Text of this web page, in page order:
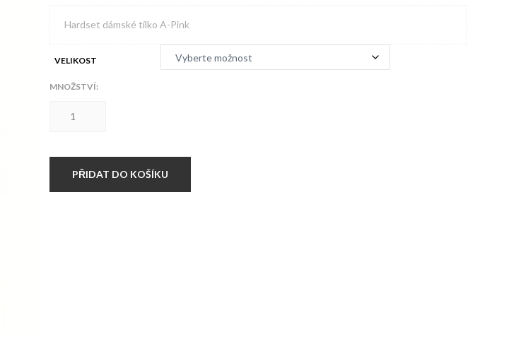
byla: je:
99Kč.
Hardset dámské tílko A-Pink
VELIKOST
MNOŽSTVÍ:
dámské
PINK
množstvíPŘIDAT DO KOŠÍKU